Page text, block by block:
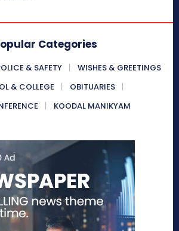
Categories
& SAFETY
WISHES & GREETINGS
& COLLEGE
OBITUARIES
KOODAL MANIKYAM